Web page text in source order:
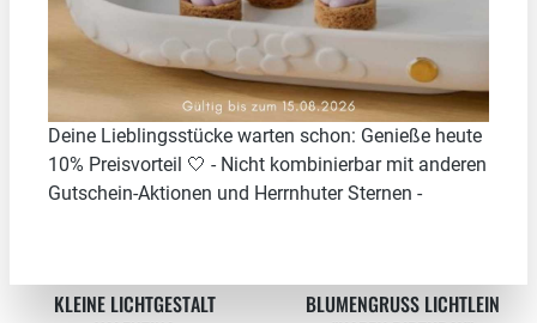
Neu
KLEINE LICHTGESTALT
61.4%
Neu
BLUMENGRUSS LICHTLEIN "
Deine Lieblingsstücke warten schon: Genieße heute
10% Preisvorteil 🤍 - Nicht kombinierbar mit anderen
Gutschein-Aktionen und Herrnhuter Sternen -